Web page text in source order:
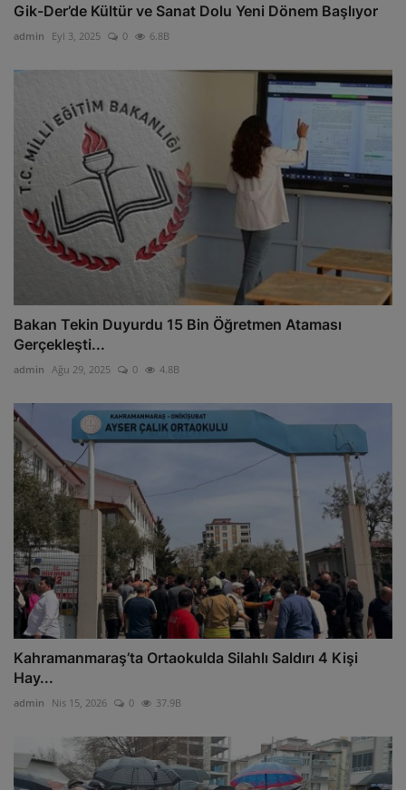
Gik-Der’de Kültür ve Sanat Dolu Yeni Dönem Başlıyor
admin Eyl 3, 2025 0 6.8B
Bakan Tekin Duyurdu 15 Bin Öğretmen Ataması
Gerçekleşti...
admin Ağu 29, 2025 0 4.8B
Kahramanmaraş’ta Ortaokulda Silahlı Saldırı 4 Kişi
Hay...
admin Nis 15, 2026 0 37.9B